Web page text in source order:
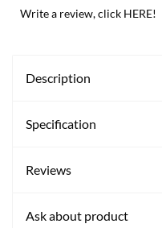
Write a review, click HERE!
Description
Specification
Reviews
Ask about product